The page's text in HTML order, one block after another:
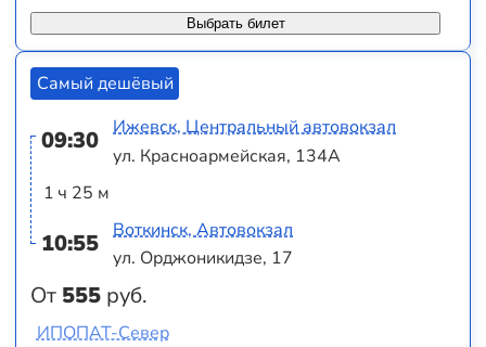
Выбрать билет
Самый дешёвый
09:30
1 ч 25 м
10:55
От 555 руб.
Ижевск, Центральный автовокзал
ул. Красноармейская, 134А
Воткинск, Автовокзал
ул. Орджоникидзе, 17
ИПОПАТ-Север